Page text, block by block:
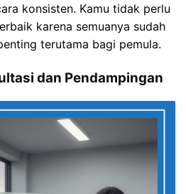
konsisten. Kamu tidak perlu
karena semuanya sudah
terutama bagi pemula.
dan Pendampingan